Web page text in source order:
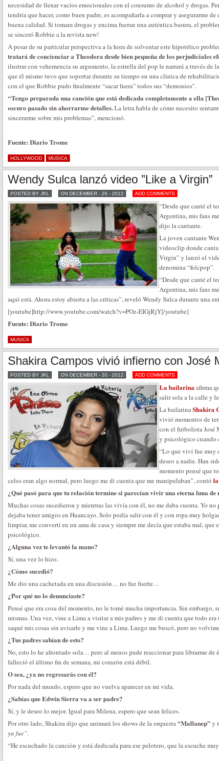
necesidad de llenar vacíos emocionales con el consumo de alcohol y drogas.
tendría que hacer, como buen padre, es acompañarla a comprar y asegurarme
buena calidad. Si tomara drogas y encima fueran una auténtica basura, el
se sinceró Robbie a la revista new!
A pesar de su particular perspectiva a la hora de solventar este hipotético
tratará de concienciar a Theodora desde bien pequeña de los perjudiciales
ilustrar con vehemencia su argumento, la estrella del pop le narrará a través de
que él mismo tuvo que soportar durante su tiempo en una clínica de
con el que Robbie pudo finalmente “sacar fuera” todos sus “demonios”.
“Tengo preparada una canción que está dedicada completamente a ella
oscuro pasado sin ahorrarme detalles.La letra habla de cómo necesito
sincerarme sobre mis problemas”, mencionó.
Fuente: Diario Trome
HOLLYWOOD MUSICA
Wendy Sulca lanzó video ”Like a Virgin”
POSTED BY JKL ON DECEMBER - 26 - 2012 ADD COMMENTS
“Desde que canté el
Argentina, mis fans
dijo la cantante.
La joven cantante
videoclip donde
Virgin” y lanzó el
denomina “folcpop”.
“Desde que canté el
Argentina, mis fans
aquí está. Ahora estoy abierta a las criticas”, reveló Wendy Sulca durante una
[youtube]http://www.youtube.com/watch?v=POz-EIGjRjY[/youtube]
Fuente: Diario Trome
MUSICA
Shakira Campos vivió infierno con José
POSTED BY JKL ON DECEMBER - 20 - 2012 ADD COMMENTS
La bailarinaafirma
salir sola a la calle y
La bailarinaShakira
vivió momentos de
con el futbolista José
y psicológico cuando
“Lo que viví fue muy
deseo a nadie. Han
momento pensé que
celos eran algo normal, pero luego me di cuenta que me manipulaban”, contó
¿Qué pasó para que tu relación termine si parecían vivir una eterna luna de
Muchas cosas sucedieron y mientras las vivía con él, no me daba cuenta. Yo
dejaba tener amigos en Huancayo. Solo podía salir con él y con ropa muy
limpiar, me convertí en un ama de casa y siempre me decía que estaba mal,
psicológico.
¿Alguna vez te levantó la mano?
Sí, una vez lo hizo.
¿Cómo sucedió?
Me dio una cachetada en una discusión… no fue fuerte…
¿Por qué no lo denunciaste?
Pensé que era cosa del momento, no le tomé mucha importancia. Sin embargo,
mismas. Una vez, vine a Lima a visitar a mis padres y me di cuenta que todo era
saqué mis cosas sin avisarle y me vine a Lima. Luego me buscó, pero no
¿Tus padres sabían de esto?
No, esto lo he afrontado sola… pero al menos pude reaccionar para librarme
falleció el último fin de semana, mi corazón está débil.
O sea, ¿ya no regresarás con él?
Por nada del mundo, espero que no vuelva aparecer en mi vida.
¿Sabías que Edwin Sierra va a ser padre?
Sí, y le deseo lo mejor. Igual para Milena, espero que sean felices.
Por otro lado, Shakira dijo que animará los shows de la orquesta“Mallanep” y
ya fue”.
“He escuchado la canción y está dedicada para ese pelotero, que la escuche